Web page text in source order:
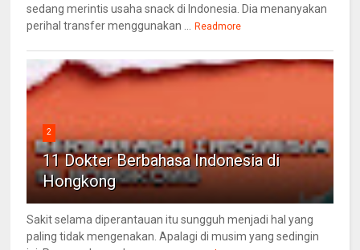
sedang merintis usaha snack di Indonesia. Dia menanyakan
perihal transfer menggunakan ... Readmore
2
11 Dokter Berbahasa Indonesia di
Hongkong
Sakit selama diperantauan itu sungguh menjadi hal yang
paling tidak mengenakan. Apalagi di musim yang sedingin